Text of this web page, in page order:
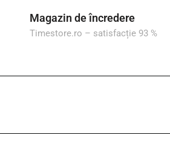
Magazin de încredere
Timestore.ro – satisfacție 93 %